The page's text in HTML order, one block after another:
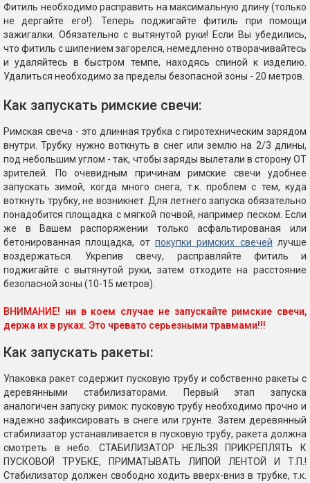
Фитиль необходимо расправить на максимальную длину (только
не дергайте его!). Теперь поджигайте фитиль при помощи
зажигалки. Обязательно с вытянутой руки! Если Вы убедились,
что фитиль с шипением загорелся, немедленно отворачивайтесь
и удаляйтесь в быстром темпе, находясь спиной к изделию.
Удалиться необходимо за пределы безопасной зоны - 20 метров.
Как запускать римские свечи:
Римская свеча - это длинная трубка с пиротехническим зарядом
внутри. Трубку нужно воткнуть в снег или землю на 2/3 длины,
под небольшим углом - так, чтобы заряды вылетали в сторону ОТ
зрителей. По очевидным причинам римские свечи удобнее
запускать зимой, когда много снега, т.к. проблем с тем, куда
воткнуть трубку, не возникнет. Для летнего запуска обязательно
понадобится площадка с мягкой почвой, например песком. Если
же в Вашем распоряжении только асфальтированая или
бетонированная площадка, от покупки римских свечей лучше
воздержаться. Укрепив свечу, расправляйте фитиль и
поджигайте с вытянутой руки, затем отходите на расстояние
безопасной зоны (10-15 метров).
ВНИМАНИЕ! ни в коем случае не запускайте римские свечи,
держа их в руках. Это чревато серьезными травмами!!!
Как запускать ракеты:
Упаковка ракет содержит пусковую трубу и собственно ракеты с
деревянными стабилизаторами. Первый этап запуска
аналогичен запуску римок: пусковую трубу необходимо прочно и
надежно зафиксировать в снеге или грунте. Затем деревянный
стабилизатор устанавливается в пусковую трубу, ракета должна
смотреть в небо. СТАБИЛИЗАТОР НЕЛЬЗЯ ПРИКРЕПЛЯТЬ К
ПУСКОВОЙ ТРУБКЕ, ПРИМАТЫВАТЬ ЛИПОЙ ЛЕНТОЙ И Т.П.!
Стабилизатор должен свободно ходить вверх-вниз в трубке, т.к.